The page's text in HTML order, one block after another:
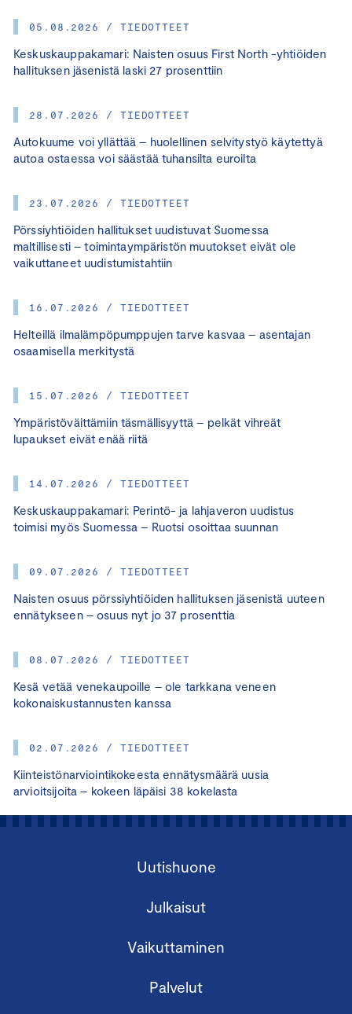
05.08.2026 / TIEDOTTEET
Keskuskauppakamari: Naisten osuus First North -yhtiöiden
hallituksen jäsenistä laski 27 prosenttiin
28.07.2026 / TIEDOTTEET
Autokuume voi yllättää – huolellinen selvitystyö käytettyä
autoa ostaessa voi säästää tuhansilta euroilta
23.07.2026 / TIEDOTTEET
Pörssiyhtiöiden hallitukset uudistuvat Suomessa
maltillisesti – toimintaympäristön muutokset eivät ole
vaikuttaneet uudistumistahtiin
16.07.2026 / TIEDOTTEET
Helteillä ilmalämpöpumppujen tarve kasvaa – asentajan
osaamisella merkitystä
15.07.2026 / TIEDOTTEET
Ympäristöväittämiin täsmällisyyttä – pelkät vihreät
lupaukset eivät enää riitä
14.07.2026 / TIEDOTTEET
Keskuskauppakamari: Perintö- ja lahjaveron uudistus
toimisi myös Suomessa – Ruotsi osoittaa suunnan
09.07.2026 / TIEDOTTEET
Naisten osuus pörssiyhtiöiden hallituksen jäsenistä uuteen
ennätykseen – osuus nyt jo 37 prosenttia
08.07.2026 / TIEDOTTEET
Kesä vetää venekaupoille – ole tarkkana veneen
kokonaiskustannusten kanssa
02.07.2026 / TIEDOTTEET
Kiinteistönarviointikokeesta ennätysmäärä uusia
arvioitsijoita – kokeen läpäisi 38 kokelasta
Uutishuone
Julkaisut
Vaikuttaminen
Palvelut